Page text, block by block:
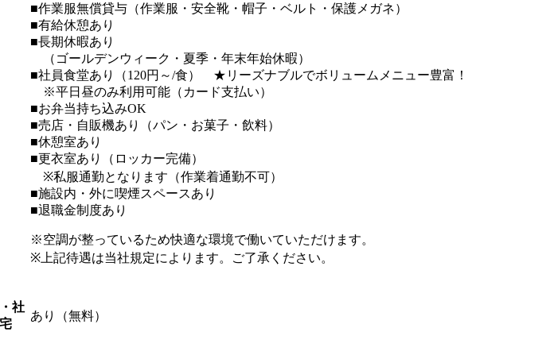
■作業服無償貸与（作業服・安全靴・帽子・ベルト・保護メガネ）
■有給休憩あり
■長期休暇あり
（ゴールデンウィーク・夏季・年末年始休暇）
■社員食堂あり（120円～/食） ★リーズナブルでボリュームメニュー豊富！
※平日昼のみ利用可能（カード支払い）
■お弁当持ち込みOK
■売店・自販機あり（パン・お菓子・飲料）
■休憩室あり
■更衣室あり（ロッカー完備）
※私服通勤となります（作業着通勤不可）
■施設内・外に喫煙スペースあり
■退職金制度あり
※空調が整っているため快適な環境で働いていただけます。
※上記待遇は当社規定によります。ご了承ください。
社
宅
あり（無料）